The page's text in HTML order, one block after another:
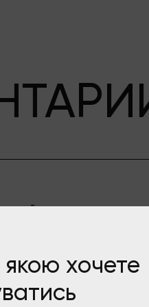
найдены
хочете